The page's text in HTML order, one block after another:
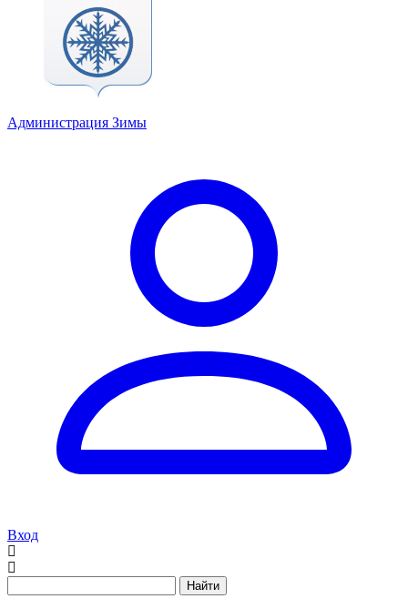
Администрация Зимы
Вход
Найти